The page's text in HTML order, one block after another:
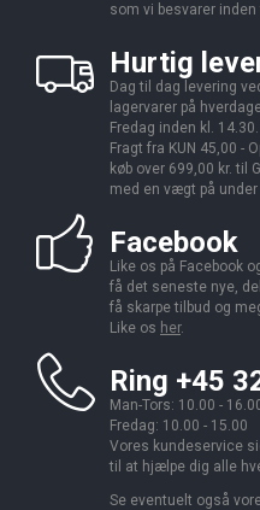
som vi besvarer inden
Hurtig
Dag til dag levering
lagervarer på
Fredag inden kl. 14.30.
Fragt fra KUN 45,00 -
køb over 699,00 kr. til
med en vægt på under
Facebook
Like os på Facebook
få det seneste nye,
få skarpe tilbud og
Like os her.
Ring +45
Man-Tors: 10.00 -
Fredag: 10.00 - 15.00
Vores kundeservice
til at hjælpe dig alle
Se eventuelt også